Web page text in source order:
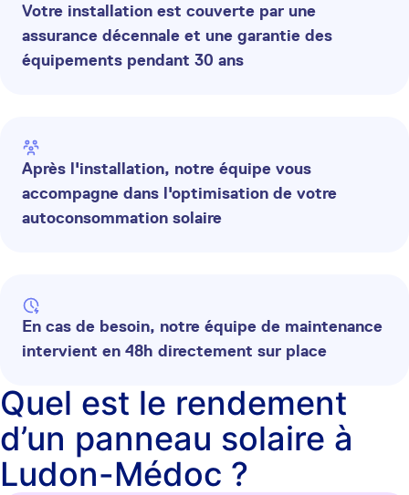
Votre installation est couverte par une
assurance décennale et une garantie des
équipements pendant 30 ans
Après l'installation, notre équipe vous
accompagne dans l'optimisation de votre
autoconsommation solaire
En cas de besoin, notre équipe de maintenance
intervient en 48h directement sur place
Quel est le rendement
d’un panneau solaire à
Ludon-Médoc ?